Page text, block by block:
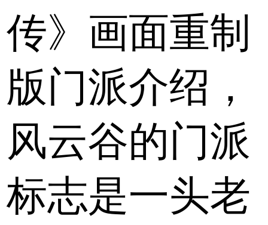
传》画面重制
版门派介绍，
风云谷的门派
标志是一头老